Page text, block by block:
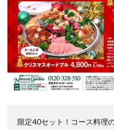
限定40セット！コース料理